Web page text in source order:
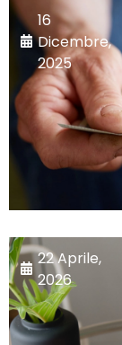
16
Dicembre,
2025
22 Aprile,
2026